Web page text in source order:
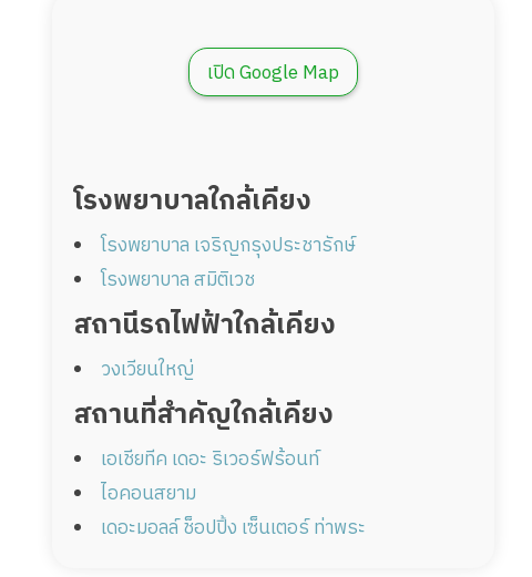
เปิด Google Map
โรงพยาบาลใกล้เคียง
โรงพยาบาล เจริญกรุงประชารักษ์
โรงพยาบาล สมิติเวช
สถานีรถไฟฟ้าใกล้เคียง
วงเวียนใหญ่
สถานที่สำคัญใกล้เคียง
เอเชียทีค เดอะ ริเวอร์ฟร้อนท์
ไอคอนสยาม
เดอะมอลล์ ช็อปปิ้ง เซ็นเตอร์ ท่าพระ